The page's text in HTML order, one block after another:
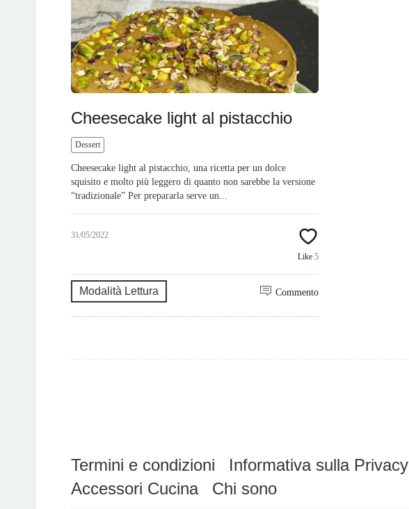
Cheesecake light al pistacchio
Dessert
Cheesecake light al pistacchio, una ricetta per un dolce
squisito e molto più leggero di quanto non sarebbe la versione
“tradizionale” Per prepararla serve un...
31/05/2022
Like 5
Modalità Lettura Commento
Termini e condizioni Informativa sulla Privacy
Accessori Cucina
Chi sono